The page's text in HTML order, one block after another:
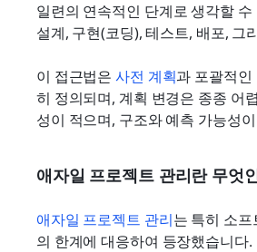
일련의 연속적인 단계로 생각할
설계, 구현(코딩), 테스트, 배포, 그
이 접근법은 사전 계획과 포괄적인
히 정의되며, 계획 변경은 종종 어
성이 적으며, 구조와 예측 가능성
애자일 프로젝트 관리란 무엇
애자일 프로젝트 관리는 특히 소
의 한계에 대응하여 등장했습니다